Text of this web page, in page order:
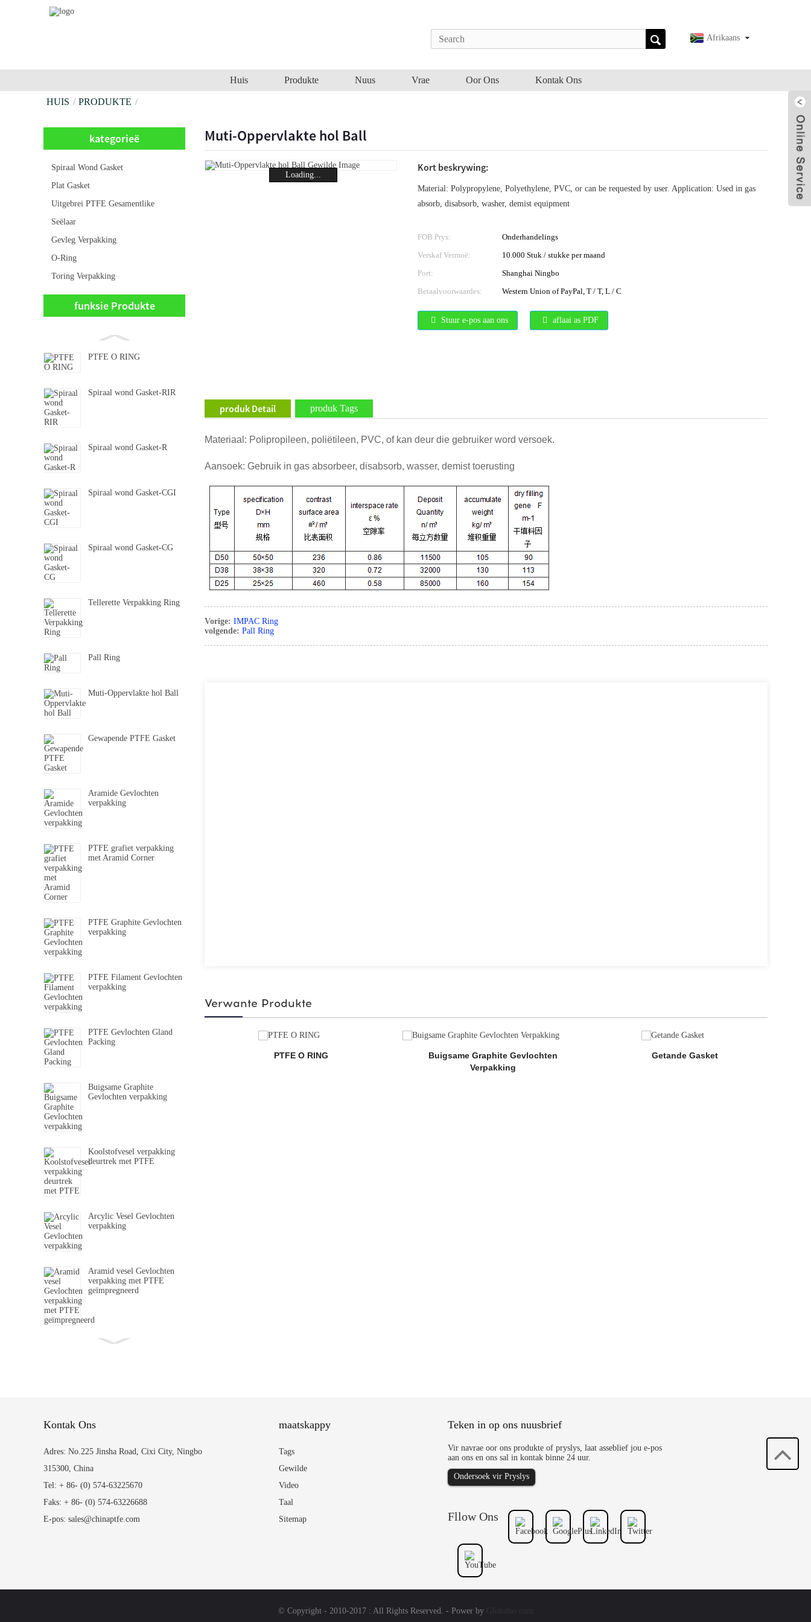
Afrikaans
Huis Produkte Nuus Vrae Oor Ons Kontak Ons
HUIS PRODUKTE
kategorieë
Spiraal Wond Gasket
Plat Gasket
Uitgebrei PTFE Gesamentlike
Seëlaar
Gevleg Verpakking
O-Ring
Toring Verpakking
funksie Produkte
PTFE O RING
Spiraal wond Gasket-RIR
Spiraal wond Gasket-R
Spiraal wond Gasket-CGI
Spiraal wond Gasket-CG
Tellerette Verpakking Ring
Pall Ring
Muti-Oppervlakte hol Ball
Gewapende PTFE Gasket
Aramide Gevlochten
verpakking
PTFE grafiet verpakking
met Aramid Corner
PTFE Graphite Gevlochten
verpakking
PTFE Filament Gevlochten
verpakking
PTFE Gevlochten Gland
Packing
Buigsame Graphite
Gevlochten verpakking
Koolstofvesel verpakking
deurtrek met PTFE
Arcylic Vesel Gevlochten
verpakking
Aramid vesel Gevlochten
verpakking met PTFE
geïmpregneerd
Muti-Oppervlakte hol Ball
Loading...
Kort beskrywing:
Material: Polypropylene, Polyethylene, PVC, or can be requested by user. Application: Used in gas
absorb, disabsorb, washer, demist equipment
FOB Prys:
Onderhandelings
Verskaf Vermoë:
10.000 Stuk / stukke per maand
Port:
Shanghai Ningbo
Betaalvoorwaardes:
Western Union of PayPal, T / T, L / C
Stuur e-pos aan ons aflaai as PDF
produk Detail produk Tags
Materiaal: Polipropileen, poliëtileen, PVC, of ​​kan deur die gebruiker word versoek.
Aansoek: Gebruik in gas absorbeer, disabsorb, wasser, demist toerusting
Vorige: IMPAC Ring
volgende: Pall Ring
Verwante Produkte
PTFE Thread Seal Tape For Plumbers,
PTFE O RING
Buigsame Graphite Gevlochten
Verpakking
Getande Gasket
Kontak Ons
Adres: No.225 Jinsha Road, Cixi City, Ningbo
315300, China
Tel: + 86- (0) 574-63225670
Faks: + 86- (0) 574-63226688
E-pos: sales@chinaptfe.com
maatskappy
Tags
Gewilde
Video
Taal
Sitemap
Teken in op ons nuusbrief
Vir navrae oor ons produkte of pryslys, laat asseblief jou e-pos
aan ons en ons sal in kontak binne 24 uur.
Ondersoek vir Pryslys
Fllow Ons
© Copyright - 2010-2017 : All Rights Reserved. - Power by